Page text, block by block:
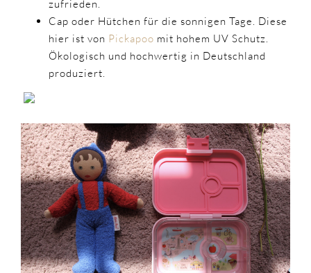
zufrieden.
Cap oder Hütchen für die sonnigen Tage. Diese
hier ist von Pickapoo mit hohem UV Schutz.
Ökologisch und hochwertig in Deutschland
produziert.